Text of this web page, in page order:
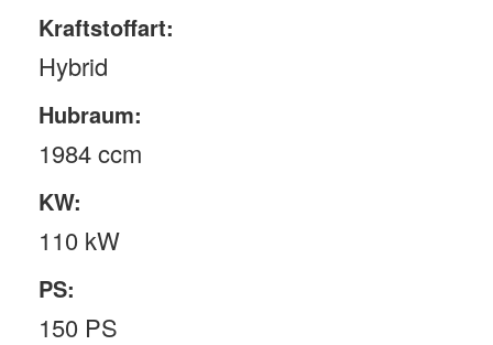
Kraftstoffart:
Hybrid
Hubraum:
1984 ccm
KW:
110 kW
PS:
150 PS